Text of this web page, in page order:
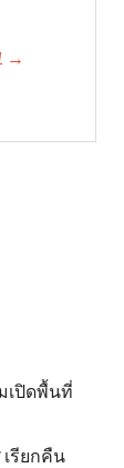
→
เปิดพื้นที่
เรียกคืน